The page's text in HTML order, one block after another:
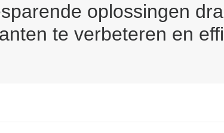
oplossingen
te verbeteren en